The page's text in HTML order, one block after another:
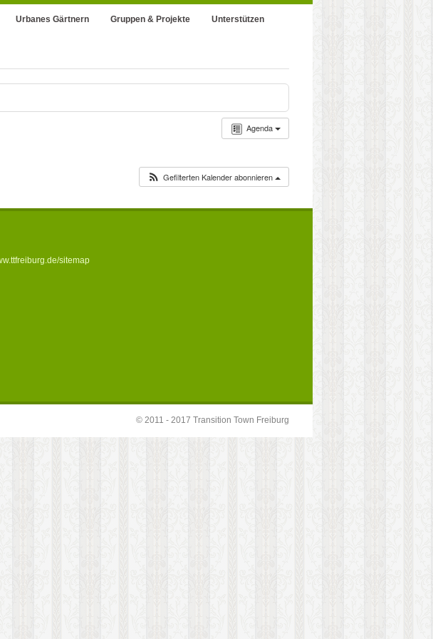
Urbanes Gärtnern Gruppen & Projekte Unterstützen
Agenda
Gefilterten Kalender abonnieren
sitemap
© 2011 - 2017 Transition Town Freiburg